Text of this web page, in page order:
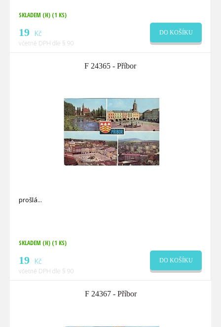
SKLADEM (H) (1 KS)
19 Kč
včetně DPH dle § 90
DO KOŠÍKU
F 24365 - Příbor
prošlá
SKLADEM (H) (1 KS)
19 Kč
včetně DPH dle § 90
DO KOŠÍKU
F 24367 - Příbor